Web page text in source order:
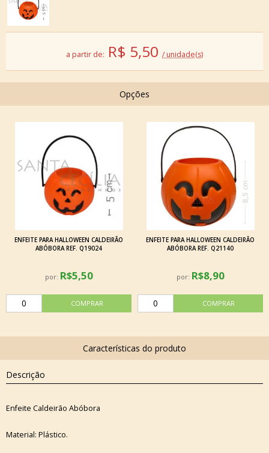
a partir de: R$ 5,50 / unidade(s)
Opções
ENFEITE PARA HALLOWEEN CALDEIRÃO
ABÓBORA REF. Q19024
por: R$5,50
ENFEITE PARA HALLOWEEN CALDEIRÃO
ABÓBORA REF. Q21140
por: R$8,90
Descrição
Enfeite Caldeirão Abóbora
Material: Plástico.